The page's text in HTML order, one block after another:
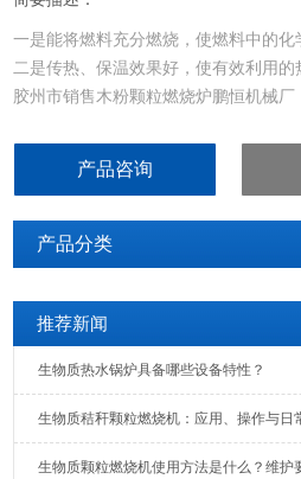
一是能将燃料充分燃烧，使燃料中的化
二是传热、保温效果好，使有效利用的
胶州市销售木粉颗粒燃烧炉鹏恒机械厂
产品咨询
产品分类
推荐新闻
生物质热水锅炉具备哪些设备特性？
生物质秸秆颗粒燃烧机：应用、操作与日
生物质颗粒燃烧机使用方法是什么？维护